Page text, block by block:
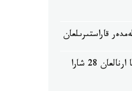
قاراستىرىلعان
جەڭىل ونەركاسىپتى دامىتۋعا ارنالعان 28 شارا